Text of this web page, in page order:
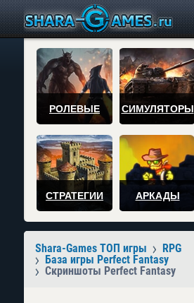
РОЛЕВЫЕ СИМУЛЯТОРЫ
СТРАТЕГИИ АРКАДЫ
Shara-Games ТОП игры
RPG
База игры Perfect Fantasy
Скриншоты Perfect Fantasy